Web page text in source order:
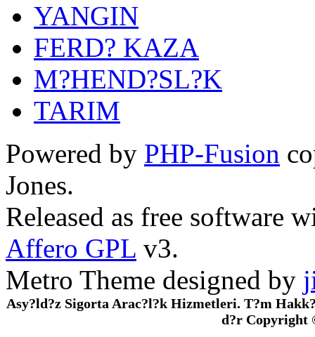
YANGIN
FERD? KAZA
M?HEND?SL?K
TARIM
Powered by PHP-Fusion
Jones.
Released as free software
Affero GPL v3.
Metro Theme designed by
Asy?ld?z Sigorta Arac?l?k Hizmetleri. T?m
d?r Copyright